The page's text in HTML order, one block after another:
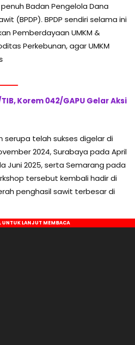
Badan Pengelola Dana
(BPDP). BPDP sendiri selama ini
Pemberdayaan UMKM &
Perkebunan, agar UMKM
Korem 042/GAPU Gelar Aksi
serupa telah sukses digelar di
2024, Surabaya pada April
Juni 2025, serta Semarang pada
tersebut kembali hadir di
penghasil sawit terbesar di